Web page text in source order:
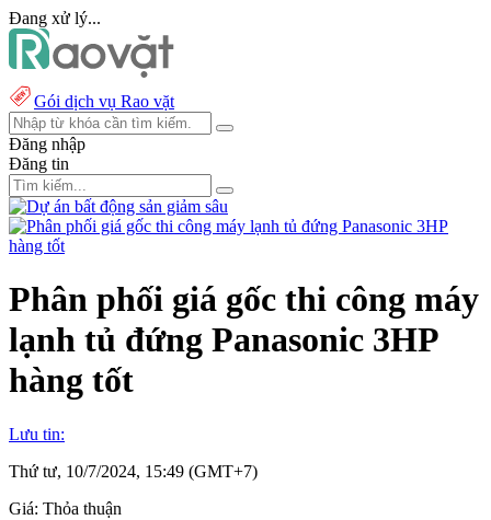
Đang xử lý...
Gói dịch vụ Rao vặt
Đăng nhập
Đăng tin
Phân phối giá gốc thi công máy
lạnh tủ đứng Panasonic 3HP
hàng tốt
Lưu tin:
Thứ tư, 10/7/2024, 15:49 (GMT+7)
Giá: Thỏa thuận